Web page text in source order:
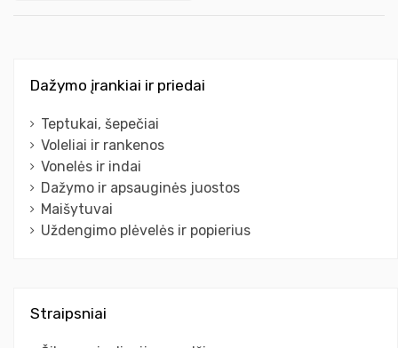
Dažymo įrankiai ir priedai
Teptukai, šepečiai
Voleliai ir rankenos
Vonelės ir indai
Dažymo ir apsauginės juostos
Maišytuvai
Uždengimo plėvelės ir popierius
Straipsniai